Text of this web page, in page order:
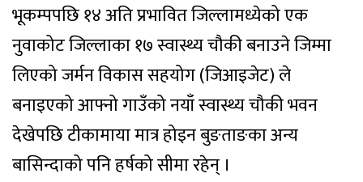
भूकम्पपछि १४ अति प्रभावित जिल्लामध्येको एक
नुवाकोट जिल्लाका १७ स्वास्थ्य चौकी बनाउने जिम्मा
लिएको जर्मन विकास सहयोग (जिआइजेट) ले
बनाइएको आफ्नो गाउँको नयाँ स्वास्थ्य चौकी भवन
देखेपछि टीकामाया मात्र होइन बुङताङका अन्य
बासिन्दाको पनि हर्षको सीमा रहेन् ।